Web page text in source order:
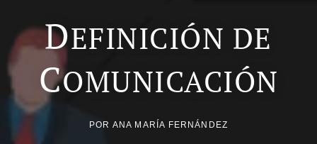
DEFINICIÓN DE
COMUNICACIÓN
POR ANA MARÍA FERNÁNDEZ